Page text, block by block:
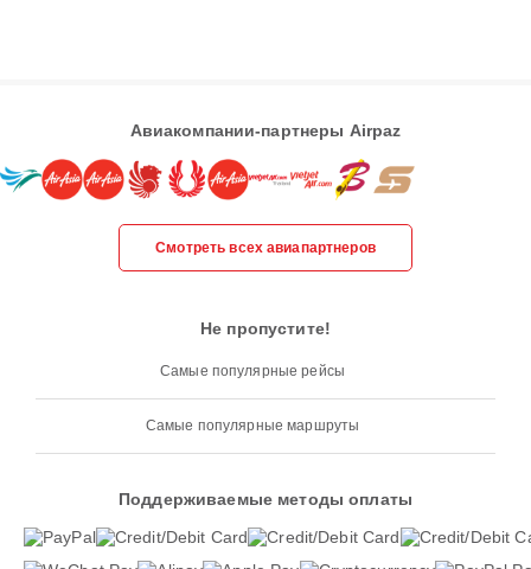
Авиакомпании-партнеры Airpaz
Смотреть всех авиапартнеров
Не пропустите!
Самые популярные рейсы
Самые популярные маршруты
Поддерживаемые методы оплаты